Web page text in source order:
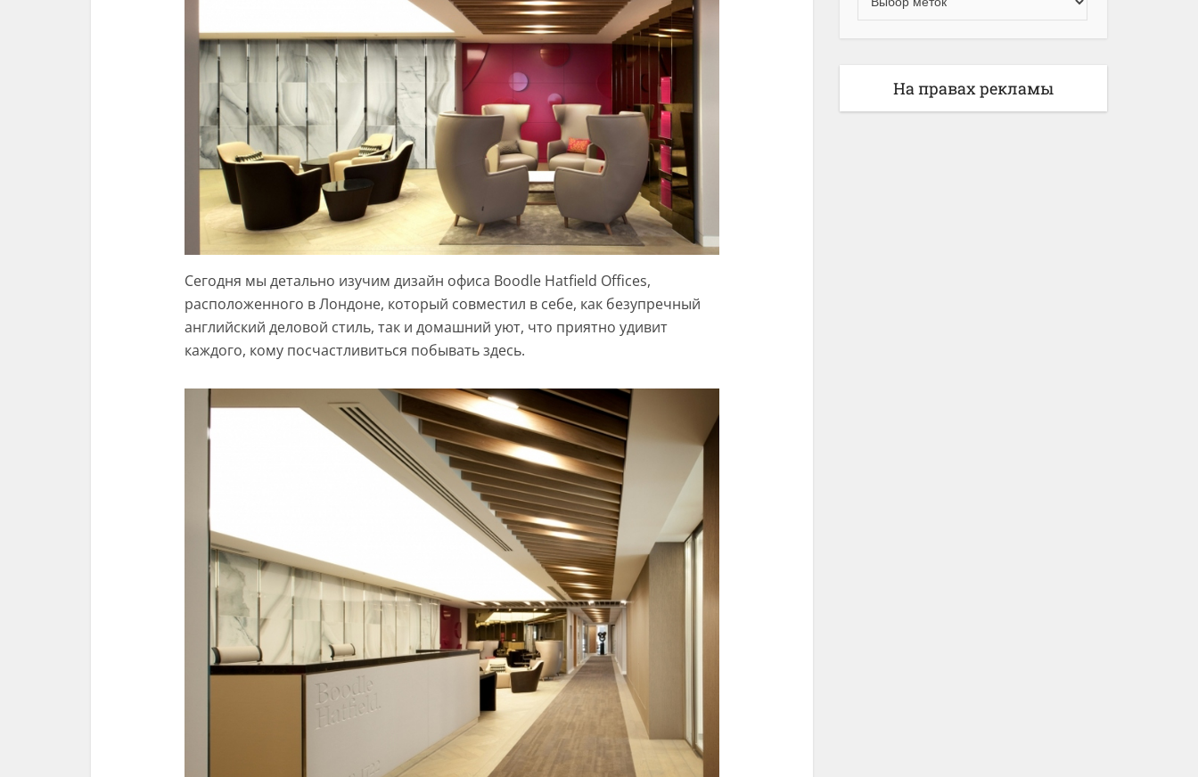
Сегодня мы детально изучим дизайн офиса Boodle Hatfield Offices,
расположенного в Лондоне, который совместил в себе, как безупречный
английский деловой стиль, так и домашний уют, что приятно удивит
каждого, кому посчастливиться побывать здесь.
На правах рекламы